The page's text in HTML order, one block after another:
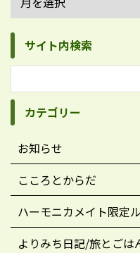
サイト内検索
カテゴリー
お知らせ
こころとからだ
ハーモニカメイト限定
よりみち日記/旅とごは